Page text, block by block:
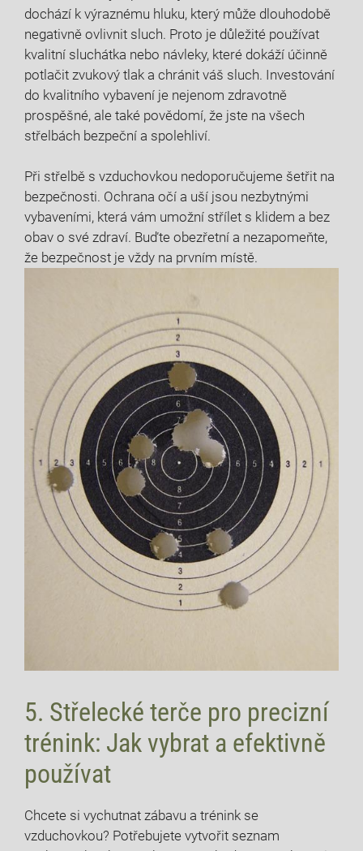
dochází k výraznému hluku, který může dlouhodobě
negativně ovlivnit sluch. Proto je důležité používat
kvalitní sluchátka nebo návleky, které dokáží účinně
potlačit zvukový tlak a chránit váš sluch. Investování
do kvalitního vybavení je nejenom zdravotně
prospěšné, ale také povědomí, že jste na všech
střelbách bezpeční a spolehliví.
Při střelbě s vzduchovkou nedoporučujeme šetřit na
bezpečnosti. Ochrana očí a uší jsou nezbytnými
vybaveními, která vám umožní střílet s klidem a bez
obav o své zdraví. Buďte obezřetní a nezapomeňte,
že bezpečnost je vždy na prvním místě.
5. Střelecké terče pro precizní
trénink: Jak vybrat a efektivně
používat
Chcete si vychutnat zábavu a trénink se
vzduchovkou? Potřebujete vytvořit seznam